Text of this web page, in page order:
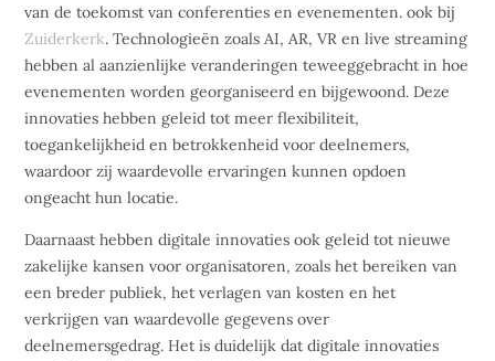
van de toekomst van conferenties en evenementen. ook bij
Zuiderkerk. Technologieën zoals AI, AR, VR en live streaming
hebben al aanzienlijke veranderingen teweeggebracht in hoe
evenementen worden georganiseerd en bijgewoond. Deze
innovaties hebben geleid tot meer flexibiliteit,
toegankelijkheid en betrokkenheid voor deelnemers,
waardoor zij waardevolle ervaringen kunnen opdoen
ongeacht hun locatie.
Daarnaast hebben digitale innovaties ook geleid tot nieuwe
zakelijke kansen voor organisatoren, zoals het bereiken van
een breder publiek, het verlagen van kosten en het
verkrijgen van waardevolle gegevens over
deelnemersgedrag. Het is duidelijk dat digitale innovaties